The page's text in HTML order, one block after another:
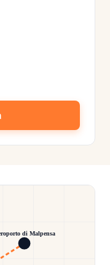
di Malpensa